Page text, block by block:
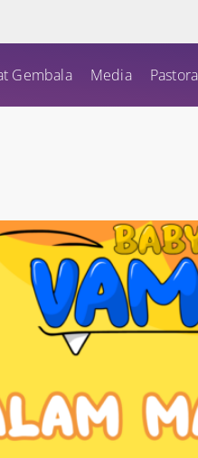
Gembala Media